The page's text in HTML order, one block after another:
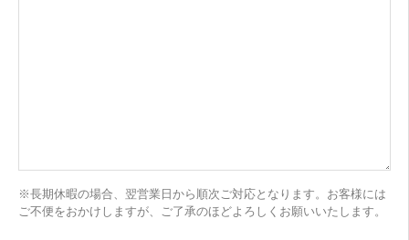
※長期休暇の場合、翌営業日から順次ご対応となります。お客様には
ご不便をおかけしますが、ご了承のほどよろしくお願いいたします。